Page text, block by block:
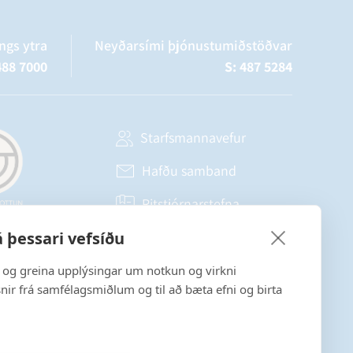
vefsíðu
greina upplýsingar um notkun og virkni
frá samfélagsmiðlum og til að bæta efni og birta
ytra
7000
Neyðarsími þjónustumiðstöðvar
S: 487 5284
Starfsmannavefur
Hafðu samband
Ritstjórnarstefna
Fylgstu með á Facebook